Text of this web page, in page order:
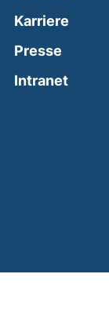
Karriere
Presse
Intranet